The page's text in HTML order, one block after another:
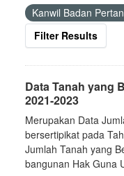
Kanwil Badan
Filter Results
Data Tanah yang
2021-2023
Merupakan Data
bersertipikat pada
Jumlah Tanah yang
bangunan Hak Guna